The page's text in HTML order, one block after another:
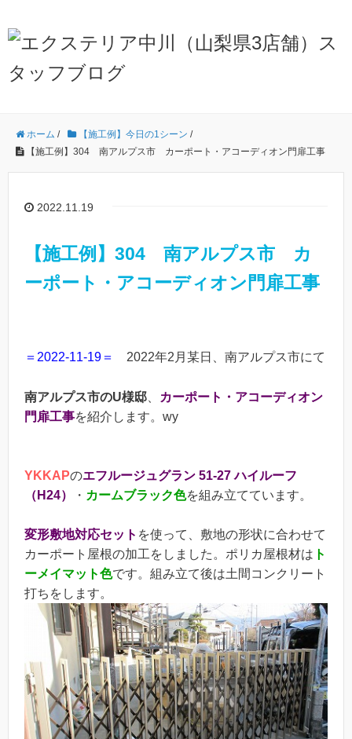
ホーム / 【施工例】今日の1シーン /
【施工例】304 南アルプス市 カーポート・アコーディオン門扉工事
2022.11.19
【施工例】304 南アルプス市 カ
ーポート・アコーディオン門扉工事
＝2022-11-19＝ 2022年2月某日、南アルプス市にて
南アルプス市のU様邸
カーポート・アコーディオン
門扉工事を紹介します。wy
YKKAPのエフルージュグラン 51-27 ハイルーフ
（H24）
・ カームブラック色を組み立てています。
変形敷地対応セット を使って、敷地の形状に合わせて
カーポート屋根の加工をしました。ポリカ屋根材は ト
ーメイマット色です。組み立て後は土間コンクリート
打ちをします。